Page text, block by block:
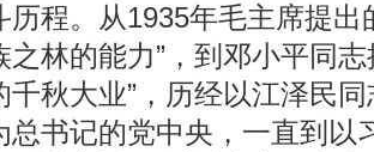
历程。从1935年毛主席提出
之林的能力”，到邓小平同
千秋大业”，历经以江泽民
总书记的党中央，一直到以